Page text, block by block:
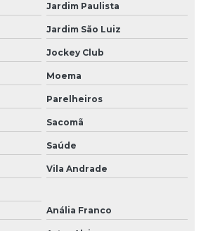
câmeras em recife
automáticas
de câmeras
rede preço
pernambuco
em recife
Jardim Paulista
Jardim São Luiz
Jockey Club
Moema
Parelheiros
Sacomã
Saúde
Vila Andrade
Anália Franco